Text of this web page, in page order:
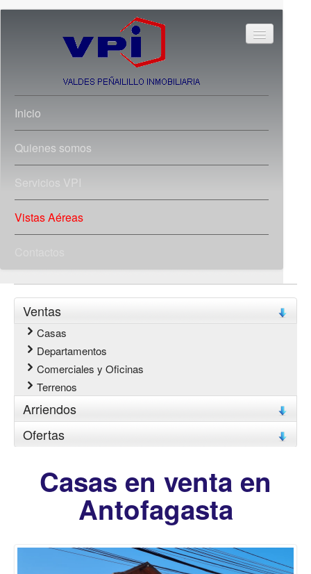
Inicio
Quienes somos
Servicios VPI
Vistas Aéreas
Ventas
Casas
Departamentos
Comerciales y Oficinas
Terrenos
Arriendos
Ofertas
Casas en venta en
Antofagasta